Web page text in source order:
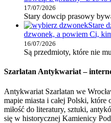
17/07/2026
Stary dowcip prasowy
Stare
dzwonek, a powiem Ci,
16/07/2026
Są przedmioty, które nie
Szarlatan Antykwariat –
Antykwariat Szarlatan we
mapie miasta i całej Polski, które
miłość do literatury, sztuki,
się w historycznej Kamienicy